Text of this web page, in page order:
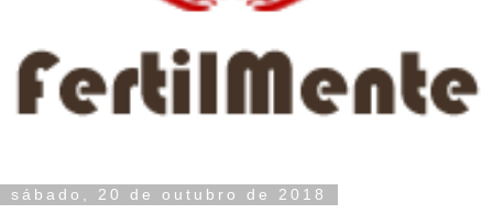
sábado, 20 de outubro de 2018